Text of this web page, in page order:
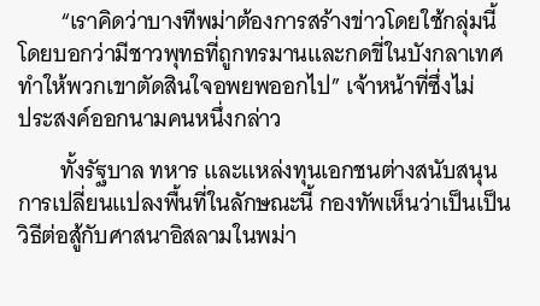
“เราคิดว่าบางทีพม่าต้องการสร้างข่าวโดยใช้กลุ่มนี้
โดยบอกว่ามีชาวพุทธที่ถูกทรมานและกดขี่ในบังกลาเทศ
ทำให้พวกเขาตัดสินใจอพยพออกไป” เจ้าหน้าที่ซึ่งไม่
ประสงค์ออกนามคนหนึ่งกล่าว
ทั้งรัฐบาล ทหาร และแหล่งทุนเอกชนต่างสนับสนุน
การเปลี่ยนแปลงพื้นที่ในลักษณะนี้ กองทัพเห็นว่าเป็นเป็น
วิธีต่อสู้กับศาสนาอิสลามในพม่า
ค้นหา
SHARE TWEET LINE